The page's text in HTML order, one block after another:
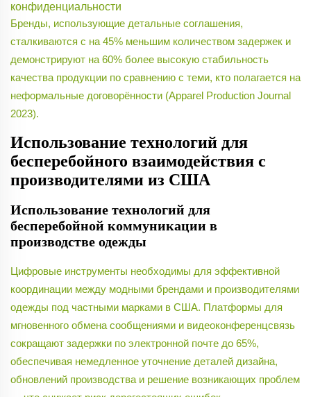
конфиденциальности
Бренды, использующие детальные соглашения,
сталкиваются с на 45% меньшим количеством задержек и
демонстрируют на 60% более высокую стабильность
качества продукции по сравнению с теми, кто полагается на
неформальные договорённости (Apparel Production Journal
2023).
Использование технологий для
бесперебойного взаимодействия с
производителями из США
Использование технологий для
бесперебойной коммуникации в
производстве одежды
Цифровые инструменты необходимы для эффективной
координации между модными брендами и производителями
одежды под частными марками в США. Платформы для
мгновенного обмена сообщениями и видеоконференцсвязь
сокращают задержки по электронной почте до 65%,
обеспечивая немедленное уточнение деталей дизайна,
обновлений производства и решение возникающих проблем